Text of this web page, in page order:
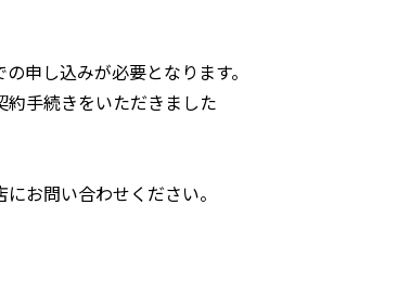
申し込みが必要となります。
手続きをいただきました
お問い合わせください。